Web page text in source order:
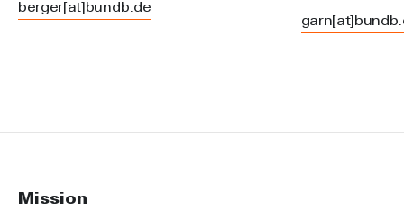
berger[at]bundb.de
Mission